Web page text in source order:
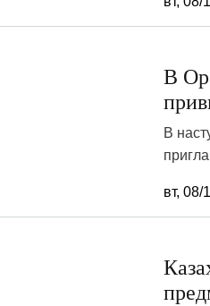
В
В
вт, 08/